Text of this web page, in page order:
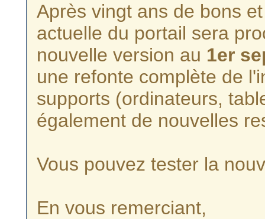
Après vingt ans de bons
actuelle du portail sera
nouvelle version au 1er
une refonte complète de
supports (ordinateurs,
également de nouvelles
Vous pouvez tester la
En vous remerciant,